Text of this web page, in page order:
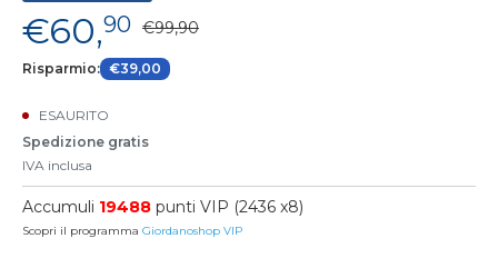
€60,90 €99,90
Risparmio: €39,00
ESAURITO
Spedizione gratis
IVA inclusa
Accumuli 19488 punti VIP (2436 x8)
Scopri il programma Giordanoshop VIP